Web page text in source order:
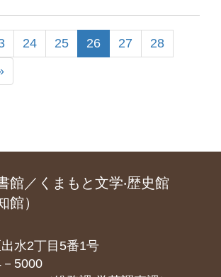
24 25 26 27
28
館／くまもと文学‧歴史館
館）
水2丁目5番1号
5000